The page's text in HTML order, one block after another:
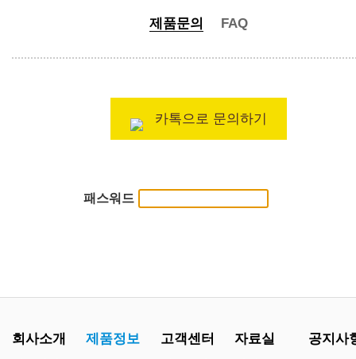
제품문의 FAQ
카톡으로 문의하기
패스워드
회사소개 제품정보 고객센터 자료실 공지사